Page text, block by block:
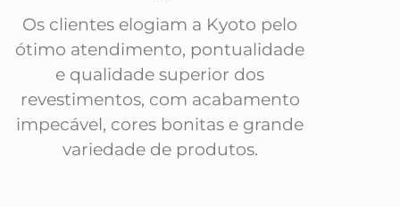
Os clientes elogiam a Kyoto pelo
ótimo atendimento, pontualidade
e qualidade superior dos
revestimentos, com acabamento
impecável, cores bonitas e grande
variedade de produtos.